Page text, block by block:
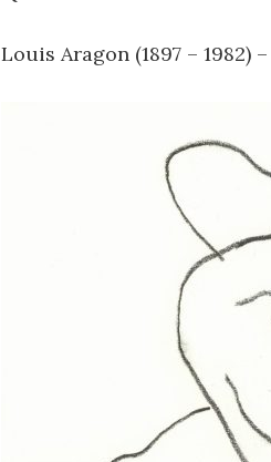
Louis Aragon (1897 – 1982)